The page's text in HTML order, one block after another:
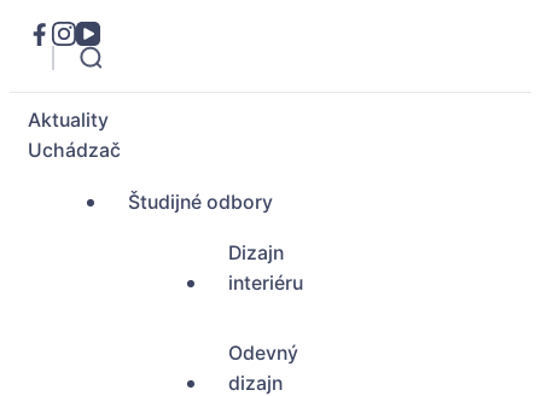
Aktuality
Uchádzač
Študijné odbory
Dizajn
interiéru
Odevný
dizajn